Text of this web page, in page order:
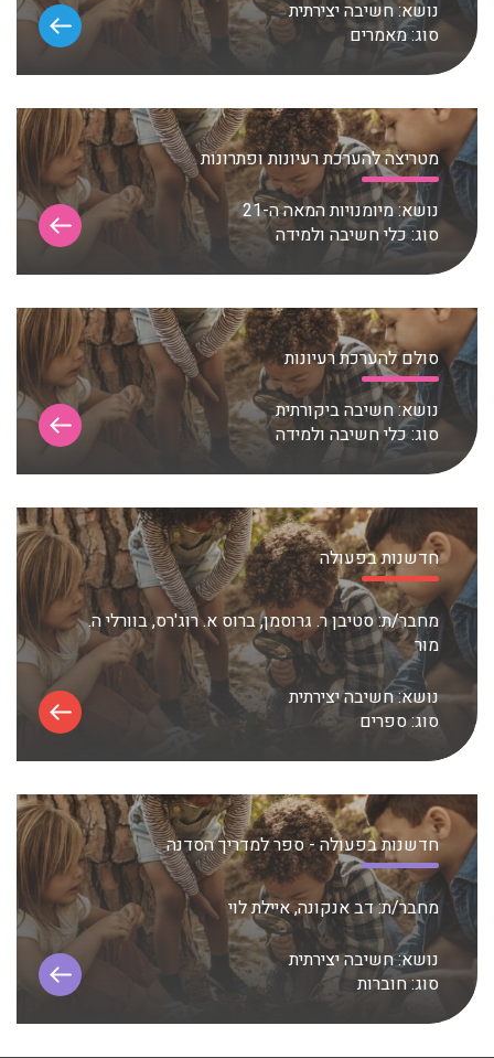
נושא:חשיבה יצירתית
סוג:מאמרים
מטריצה להערכת רעיונות ופתרונות
נושא:מיומנויות המאה ה-21
סוג:כלי חשיבה ולמידה
סולם להערכת רעיונות
נושא:חשיבה ביקורתית
סוג:כלי חשיבה ולמידה
חדשנות בפעולה
מחבר/ת:סטיבן ר. גרוסמן, ברוס א. רוג'רס, בוורלי ה.
מור
נושא:חשיבה יצירתית
סוג:ספרים
חדשנות בפעולה - ספר למדריך הסדנה
מחבר/ת:דב אנקונה, איילת לוי
נושא:חשיבה יצירתית
סוג:חוברות